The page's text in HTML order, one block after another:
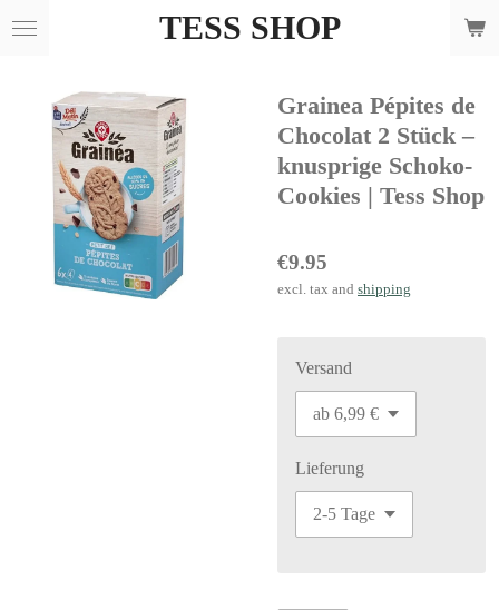
Skip
content
TESS SHOP
Grainea Pépites de
Chocolat 2 Stück –
knusprige Schoko-
Cookies | Tess Shop
€9.95
excl. tax and shipping
Versand
Lieferung